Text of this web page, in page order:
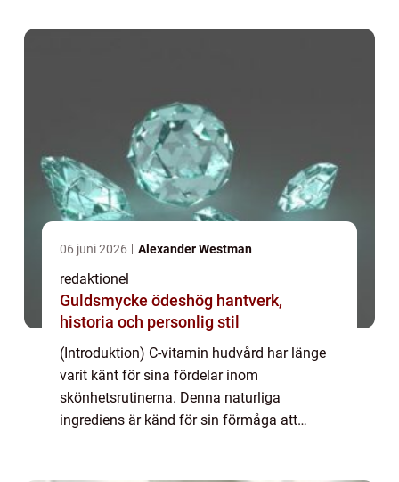
06 juni 2026 Alexander Westman
redaktionel
Guldsmycke ödeshög hantverk,
historia och personlig stil
(Introduktion) C-vitamin hudvård har länge
varit känt för sina fördelar inom
skönhetsrutinerna. Denna naturliga
ingrediens är känd för sin förmåga att